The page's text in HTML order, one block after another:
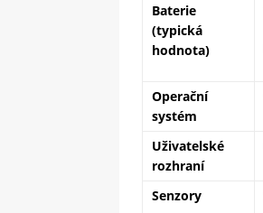
Baterie
(typická
hodnota)
Operační
systém
Uživatelské
rozhraní
Senzory